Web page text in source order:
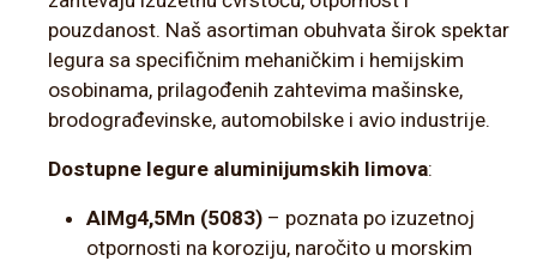
pouzdanost. Naš asortiman obuhvata širok spektar
legura sa specifičnim mehaničkim i hemijskim
osobinama, prilagođenih zahtevima mašinske,
brodograđevinske, automobilske i avio industrije.
Dostupne legure aluminijumskih limova:
AlMg4,5Mn (5083) – poznata po izuzetnoj
otpornosti na koroziju, naročito u morskim